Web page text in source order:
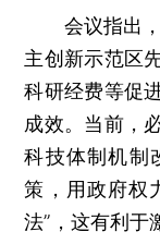
会议指出，
主创新示范区
科研经费等促
成效。当前，
科技体制机制
策，用政府权
法”，这有利于